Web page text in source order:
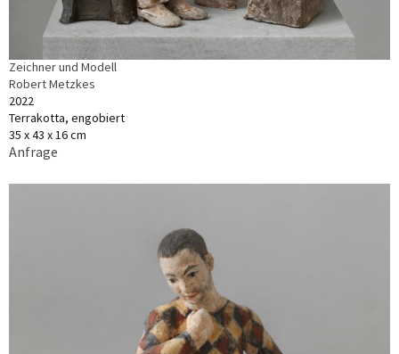
Zeichner und Modell
Robert Metzkes
2022
Terrakotta, engobiert
35 x 43 x 16 cm
Anfrage